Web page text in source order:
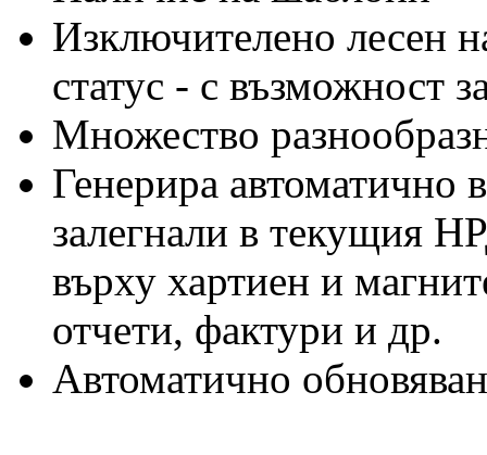
Изключителено лесен
статус - с възможност
Множество
Генерира автоматично
залегнали в текущия
върху хартиен и
отчети, фактури и др.
Автоматично